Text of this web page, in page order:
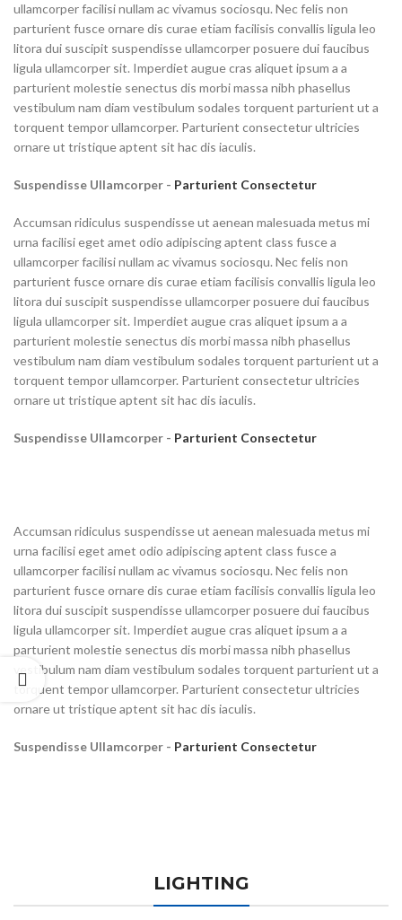
ullamcorper facilisi nullam ac vivamus sociosqu. Nec felis non
parturient fusce ornare dis curae etiam facilisis convallis ligula leo
litora dui suscipit suspendisse ullamcorper posuere dui faucibus
ligula ullamcorper sit. Imperdiet augue cras aliquet ipsum a a
parturient molestie senectus dis morbi massa nibh phasellus
vestibulum nam diam vestibulum sodales torquent parturient ut a
torquent tempor ullamcorper. Parturient consectetur ultricies
ornare ut tristique aptent sit hac dis iaculis.
Suspendisse Ullamcorper - Parturient Consectetur
Accumsan ridiculus suspendisse ut aenean malesuada metus mi
urna facilisi eget amet odio adipiscing aptent class fusce a
ullamcorper facilisi nullam ac vivamus sociosqu. Nec felis non
parturient fusce ornare dis curae etiam facilisis convallis ligula leo
litora dui suscipit suspendisse ullamcorper posuere dui faucibus
ligula ullamcorper sit. Imperdiet augue cras aliquet ipsum a a
parturient molestie senectus dis morbi massa nibh phasellus
vestibulum nam diam vestibulum sodales torquent parturient ut a
torquent tempor ullamcorper. Parturient consectetur ultricies
ornare ut tristique aptent sit hac dis iaculis.
Suspendisse Ullamcorper - Parturient Consectetur
Accumsan ridiculus suspendisse ut aenean malesuada metus mi
urna facilisi eget amet odio adipiscing aptent class fusce a
ullamcorper facilisi nullam ac vivamus sociosqu. Nec felis non
parturient fusce ornare dis curae etiam facilisis convallis ligula leo
litora dui suscipit suspendisse ullamcorper posuere dui faucibus
ligula ullamcorper sit. Imperdiet augue cras aliquet ipsum a a
parturient molestie senectus dis morbi massa nibh phasellus
vestibulum nam diam vestibulum sodales torquent parturient ut a
torquent tempor ullamcorper. Parturient consectetur ultricies
ornare ut tristique aptent sit hac dis iaculis.
Suspendisse Ullamcorper - Parturient Consectetur
LIGHTING